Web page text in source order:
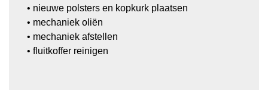
• nieuwe polsters en kopkurk plaatsen
• mechaniek oliën
• mechaniek afstellen
• fluitkoffer reinigen